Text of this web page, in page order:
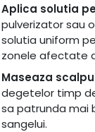
Aplica solutia
pulverizator sau
solutia uniform
zonele afectate
Maseaza
degetelor timp
sa patrunda mai
sangelui.